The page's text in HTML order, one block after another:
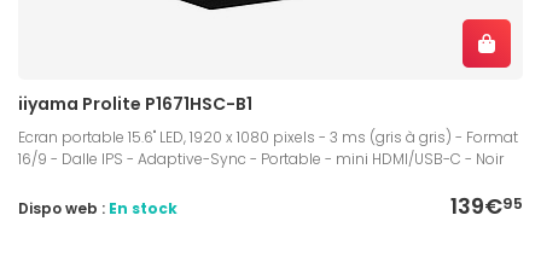
iiyama Prolite P1671HSC-B1
Ecran portable 15.6" LED, 1920 x 1080 pixels - 3 ms (gris à gris) - Format
16/9 - Dalle IPS - Adaptive-Sync - Portable - mini HDMI/USB-C - Noir
139€95
Dispo web : En stock